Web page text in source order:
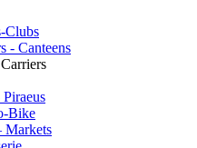
Clubs
- Canteens
Bike
Markets